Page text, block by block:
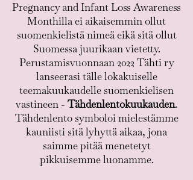
Pregnancy and Infant Loss Awareness
Monthilla ei aikaisemmin ollut
suomenkielistä nimeä eikä sitä ollut
Suomessa juurikaan vietetty.
Perustamisvuonnaan 2022 Tähti ry
lanseerasi tälle lokakuiselle
teemakuukaudelle suomenkielisen
vastineen - Tähdenlentokuukauden.
Tähdenlento symboloi mielestämme
kauniisti sitä lyhyttä aikaa, jona
saimme pitää menetetyt
pikkuisemme luonamme.